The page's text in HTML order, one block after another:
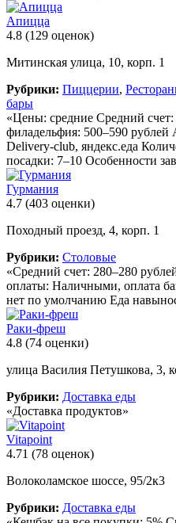
Апицца
4.8 (129 оценок)
Митинская улица, 10, корп. 1
Рубрики: Пиццерии,
бары
«Цены: средние Средний
филадельфия: 500–590
Delivery-club, яндекс.еда
посадки: 7–10 Особенности
Гурмания
4.7 (403 оценки)
Походный проезд, 4, корп. 1
Рубрики: Столовые
«Средний счет: 280–280
оплаты: Наличными, оплата
нет по умолчанию Еда
Раки-фреш
4.8 (74 оценки)
улица Василия Петушкова, 3,
Рубрики: Доставка еды
«Доставка продуктов»
Vitapoint
4.71 (78 оценок)
Волоколамское шоссе, 95/2к3
Рубрики: Доставка еды